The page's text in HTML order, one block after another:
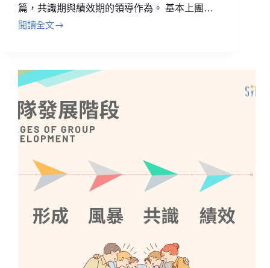
篇，共識期與績效期的領導作為。 基本上團…
閱讀全文